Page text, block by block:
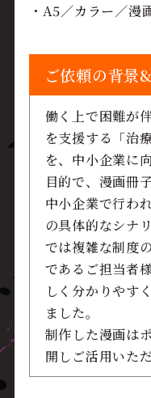
・A5／カラー／漫
ご依頼の背景
働く上で困難が
を支援する「治
を、中小企業に
目的で、漫画冊
中小企業で行わ
の具体的なシナ
では複雑な制度
であるご担当者
しく分かりやす
ました。
制作した漫画は
開しご活用いた